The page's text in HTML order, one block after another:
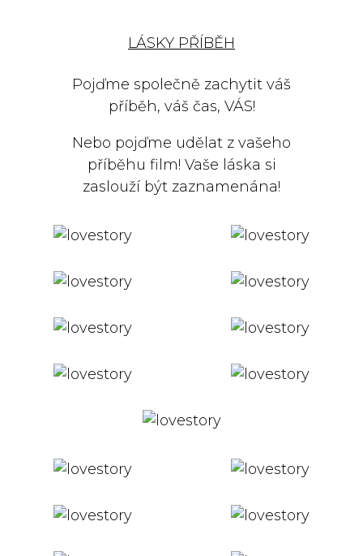
LÁSKY PŘÍBĚH
Pojďme společně zachytit váš
příběh, váš čas, VÁS!
Nebo pojďme udělat z vašeho
příběhu film! Vaše láska si
zaslouží být zaznamenána!